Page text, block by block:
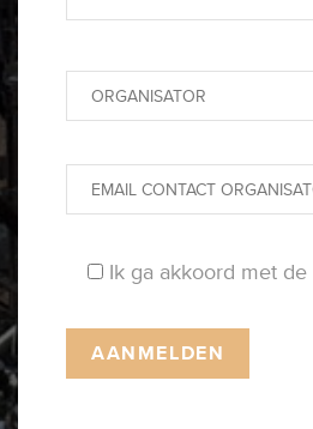
Ik ga akkoord met de